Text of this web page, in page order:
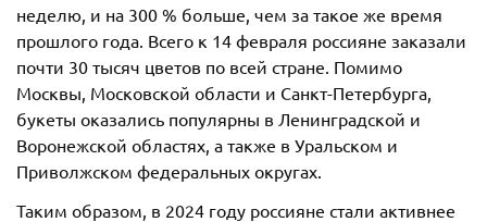
неделю, и на 300 % больше, чем за такое же время
прошлого года. Всего к 14 февраля россияне заказали
почти 30 тысяч цветов по всей стране. Помимо
Москвы, Московской области и Санкт-Петербурга,
букеты оказались популярны в Ленинградской и
Воронежской областях, а также в Уральском и
Приволжском федеральных округах.
Таким образом, в 2024 году россияне стали активнее